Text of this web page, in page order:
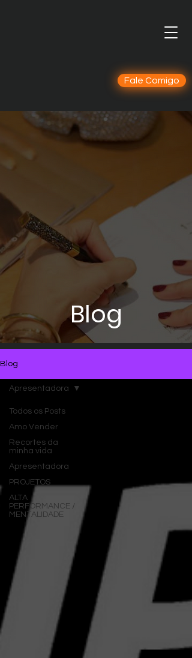
Fale Comigo
Blog
Blog
Todos os Posts
Amo Vender
Recortes da
minha vida
Apresentadora
PROJETOS
ALTA
PERFORMANCE /
MENTALIDADE
Apresentadora